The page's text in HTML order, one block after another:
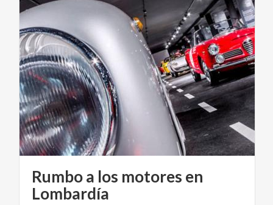
Rumbo a los motores en
Lombardía